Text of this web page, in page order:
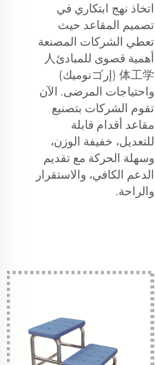
اتخاذ نهج ابتكاري في
تصميم المقاعد حيث
تعطي الشركات المصنعة
أهمية قصوى للمبادئ人
体工学 (إرゴنوميك)
واحتياجات المرضى. الآن
تقوم الشركات بتصنيع
مقاعد أقدام قابلة
للتعديل، خفيفة الوزن،
وسهلة الحركة مع تقديم
الدعم الكافي، والاستقرار
والراحة.